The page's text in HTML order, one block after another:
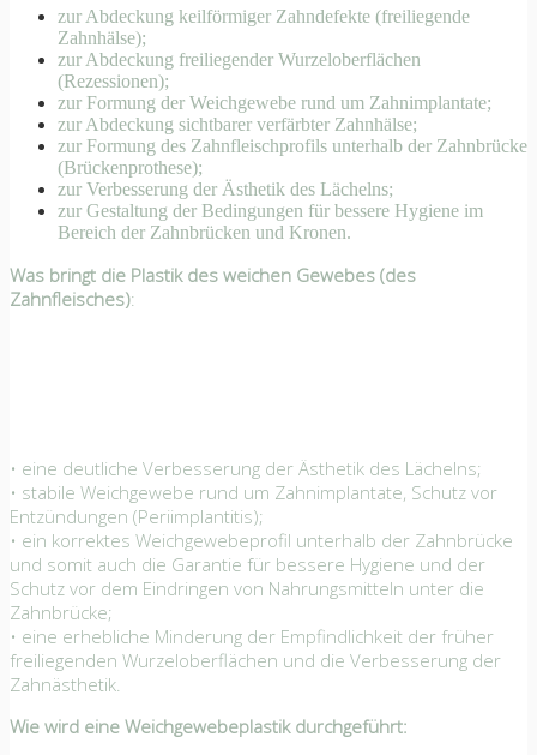
zur Abdeckung keilförmiger Zahndefekte (freiliegende
Zahnhälse);
zur Abdeckung freiliegender Wurzeloberflächen
(Rezessionen);
zur Formung der Weichgewebe rund um Zahnimplantate;
zur Abdeckung sichtbarer verfärbter Zahnhälse;
zur Formung des Zahnfleischprofils unterhalb der Zahnbrücke
(Brückenprothese);
zur Verbesserung der Ästhetik des Lächelns;
zur Gestaltung der Bedingungen für bessere Hygiene im
Bereich der Zahnbrücken und Kronen.
Was bringt die Plastik des weichen Gewebes (des
Zahnfleisches):
• eine deutliche Verbesserung der Ästhetik des Lächelns;
• stabile Weichgewebe rund um Zahnimplantate, Schutz vor
Entzündungen (Periimplantitis);
• ein korrektes Weichgewebeprofil unterhalb der Zahnbrücke
und somit auch die Garantie für bessere Hygiene und der
Schutz vor dem Eindringen von Nahrungsmitteln unter die
Zahnbrücke;
• eine erhebliche Minderung der Empfindlichkeit der früher
freiliegenden Wurzeloberflächen und die Verbesserung der
Zahnästhetik.
Wie wird eine Weichgewebeplastik durchgeführt: